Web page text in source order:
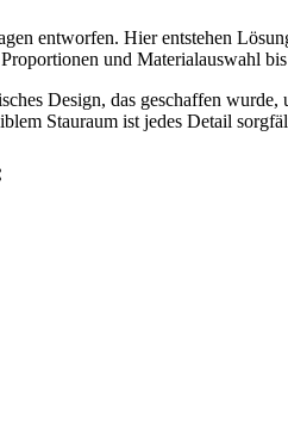
entworfen. Hier entstehen
und Materialauswahl
Design, das geschaffen
Stauraum ist jedes Detail